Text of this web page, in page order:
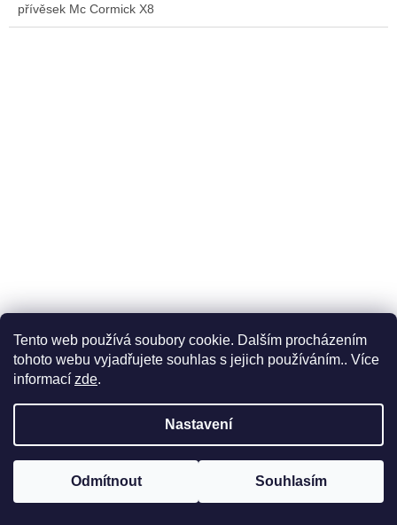
Tento web používá soubory cookie. Dalším procházením
tohoto webu vyjadřujete souhlas s jejich používáním.. Více
informací zde.
Nastavení
Odmítnout Souhlasím
přívěsek Mc Cormick X8
Přívěsek na klíček Sklízecí mlátička CASE IH Axial
Skladem